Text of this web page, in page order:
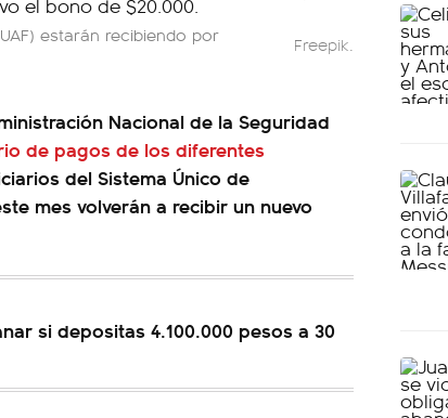
estarán recibiendo por
Freepik.
Nacional de la Seguridad
de pagos de los diferentes
del Sistema Único de
mes volverán a recibir un nuevo
si depositas 4.100.000 pesos a 30